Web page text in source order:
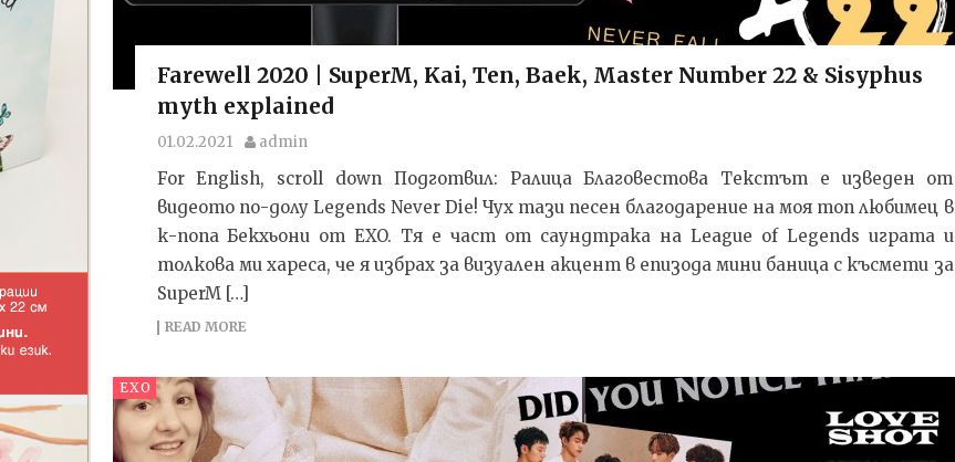
Farewell 2020 | SuperM, Kai, Ten, Baek, Master Number 22 & Sisyphus
myth explained
01.02.2021 admin
For English, scroll down Подготвил: Ралица Благовестова Текстът e изведен от
видеото по-долу Legends Never Die! Чух тази песен благодарение на моя топ любимец в
к-попа Бекхьони от EXO. Тя е част от саундтрака на League of Legends играта и
толкова ми хареса, че я избрах за визуален акцент в епизода мини баница с късмети за
SuperM […]
READ MORE
EXO